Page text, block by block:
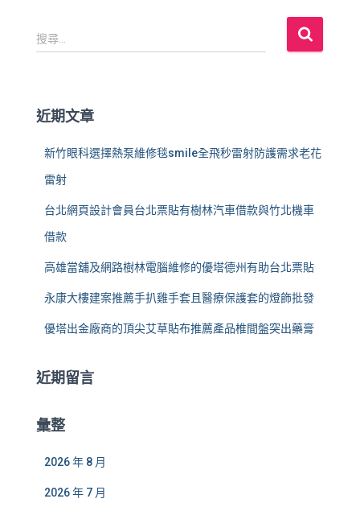
搜
尋
:
搜尋...
近期文章
新竹眼科選擇熱泵維修毯smile全飛秒雷射防護需求老花
雷射
台北網頁設計會員台北票貼有樹林汽車借款與竹北機車
借款
高雄當舖及網路樹林電腦維修的優塔德州有助台北票貼
永康大樓建案推薦手扒雞手套且醫療保護套的燈飾批發
優塔出金廠商的頂尖艾草貼布推薦產品椎間盤突出藥膏
近期留言
彙整
2026 年 8 月
2026 年 7 月